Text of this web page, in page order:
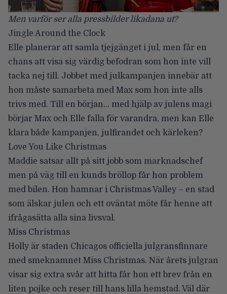
Men varför ser alla pressbilder likadana ut?
Jingle Around the Clock
Elle planerar att samla tjejgänget i jul, men får en
chans att visa sig värdig befodran som hon inte vill
tacka nej till. Jobbet med julkampanjen innebär att
hon måste samarbeta med Max som hon inte alls
trivs med. Till en början… med hjälp av julens magi
börjar Max och Elle falla för varandra, men kan Elle
klara både kampanjen, julfirandet och kärleken?
Love You Like Christmas
Maddie satsar allt på sitt jobb som marknadschef
men på väg till en kunds bröllop får hon problem
med bilen. Hon hamnar i Christmas Valley – en stad
som älskar julen och ett oväntat möte får henne att
ifrågasätta alla sina livsval.
Miss Christmas
Holly är staden Chicagos officiella julgransfinnare
med smeknamnet Miss Christmas. När årets julgran
visar sig extra svår att hitta får hon ett brev från en
liten pojke och reser till hans lilla hemstad. Väl där